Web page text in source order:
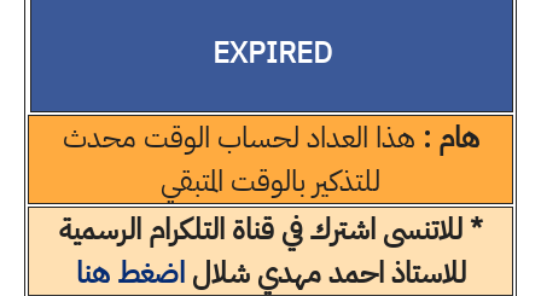
EXPIRED
هام : هذا العداد لحساب الوقت محدث
للتذكير بالوقت المتبقي
* للاتنسى اشترك في قناة التلكرام الرسمية
للاستاذ احمد مهدي شلالاضغط هنا